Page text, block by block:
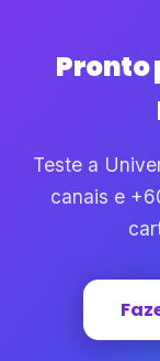
Pronto
Teste a
canais e